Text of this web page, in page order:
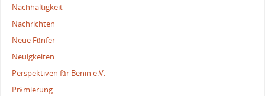
Nachhaltigkeit
Nachrichten
Neue Fünfer
Neuigkeiten
Perspektiven für Benin e.V.
Prämierung